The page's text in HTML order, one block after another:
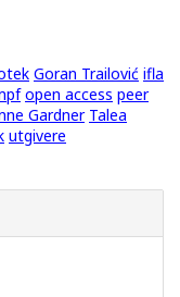
Goran Trailović ifla
open access peer
Gardner Talea
utgivere